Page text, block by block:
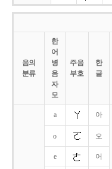
음의
분류
한
어
병
음
자
모
주음
부호
한
글
a 아
o 오
e 어